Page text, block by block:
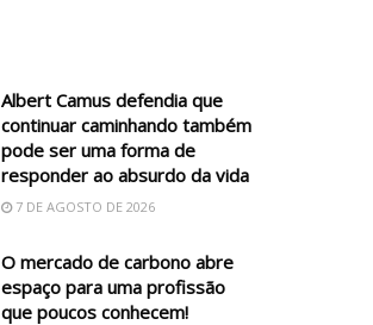
Albert Camus defendia que
continuar caminhando também
pode ser uma forma de
responder ao absurdo da vida
7 DE AGOSTO DE 2026
O mercado de carbono abre
espaço para uma profissão
que poucos conhecem!